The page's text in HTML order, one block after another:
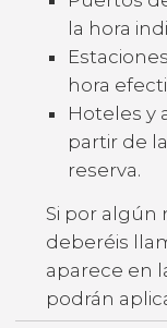
la hora
hora
Hoteles y
partir de
reserva.
Si por algún
deberéis
aparece en
podrán